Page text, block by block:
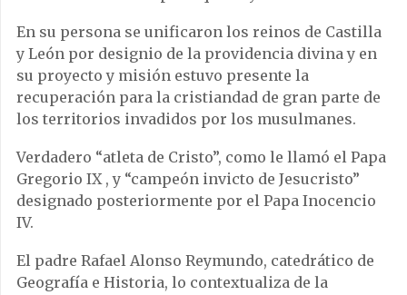
En su persona se unificaron los reinos de Castilla
y León por designio de la providencia divina y en
su proyecto y misión estuvo presente la
recuperación para la cristiandad de gran parte de
los territorios invadidos por los musulmanes.
Verdadero “atleta de Cristo”, como le llamó el Papa
Gregorio IX , y “campeón invicto de Jesucristo”
designado posteriormente por el Papa Inocencio
IV.
El padre Rafael Alonso Reymundo, catedrático de
Geografía e Historia, lo contextualiza de la